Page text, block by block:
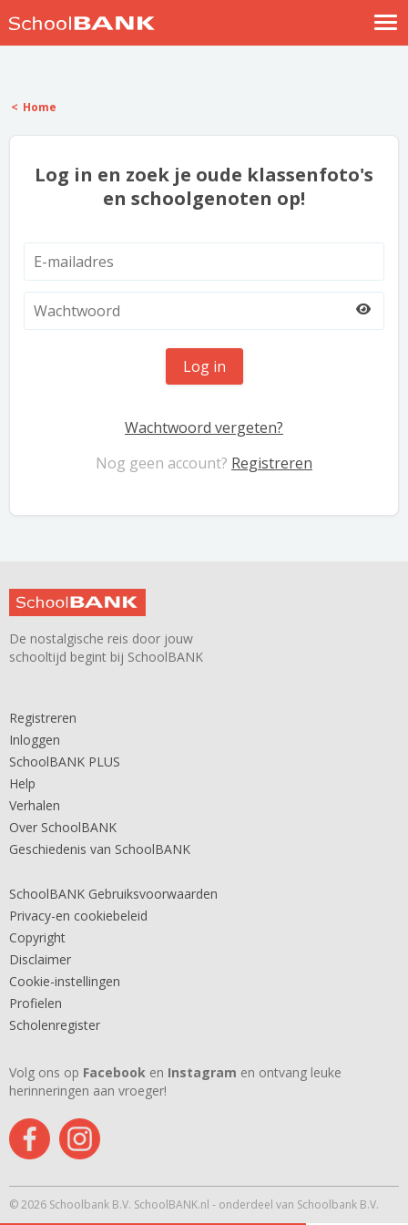
Help
Home
Log in en zoek je oude klassenfoto's
en schoolgenoten op!
Log in
Wachtwoord vergeten?
Nog geen account? Registreren
De nostalgische reis door jouw
schooltijd begint bij SchoolBANK
Registreren
Inloggen
SchoolBANK PLUS
Help
Verhalen
Over SchoolBANK
Geschiedenis van SchoolBANK
SchoolBANK Gebruiksvoorwaarden
Privacy-en cookiebeleid
Copyright
Disclaimer
Cookie-instellingen
Profielen
Scholenregister
Volg ons op Facebook en Instagram en ontvang leuke
herinneringen aan vroeger!
© 2026 Schoolbank B.V. SchoolBANK.nl - onderdeel van Schoolbank B.V.